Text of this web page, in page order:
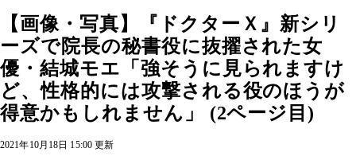
【画像・写真】『ドクターＸ』新シリ
ーズで院長の秘書役に抜擢された女
優・結城モエ「強そうに見られますけ
ど、性格的には攻撃される役のほうが
得意かもしれません」 (2ページ目)
2021年10月18日 15:00 更新